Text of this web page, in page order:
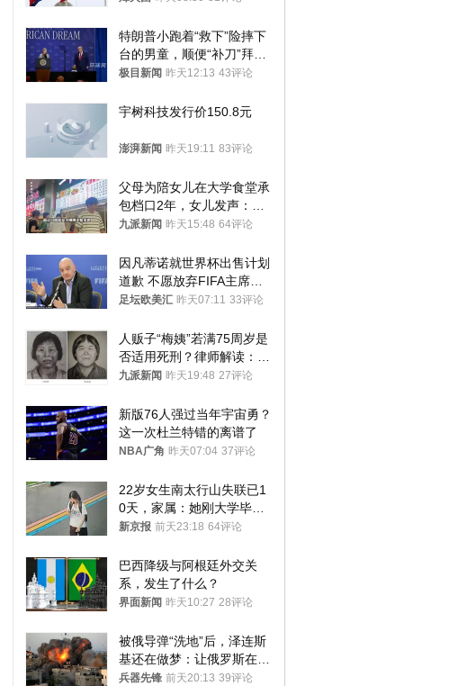
特朗普小跑着“救下”险摔下
台的男童，顺便“补刀”拜
登：“我可不想他像拜登一
极目新闻 昨天12:13 43评论
宇树科技发行价150.8元
澎湃新闻 昨天19:11 83评论
父母为陪女儿在大学食堂承
包档口2年，女儿发声：初
衷是为了陪伴，毕业后将不
九派新闻 昨天15:48 64评论
因凡蒂诺就世界杯出售计划
道歉 不愿放弃FIFA主席职
位
足坛欧美汇 昨天07:11 33评论
人贩子“梅姨”若满75周岁是
否适用死刑？律师解读：很
大概率不会被判处死刑
九派新闻 昨天19:48 27评论
新版76人强过当年宇宙勇？
这一次杜兰特错的离谱了
NBA广角 昨天07:04 37评论
22岁女生南太行山失联已1
0天，家属：她刚大学毕业
想到山里旅行
新京报 前天23:18 64评论
巴西降级与阿根廷外交关
系，发生了什么？
界面新闻 昨天10:27 28评论
被俄导弹“洗地”后，泽连斯
基还在做梦：让俄罗斯在冬
季前求和？
兵器先锋 前天20:13 39评论